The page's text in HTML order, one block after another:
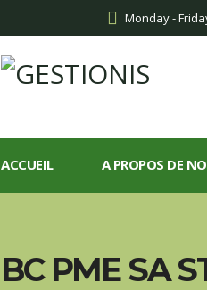
Monday -
ACCUEIL A PROPOS DE
BC PME SA